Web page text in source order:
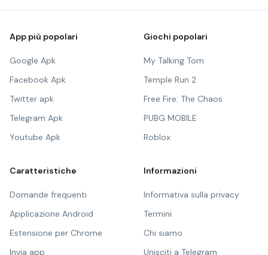
App più popolari
Google Apk
Facebook Apk
Twitter apk
Telegram Apk
Youtube Apk
Giochi popolari
My Talking Tom
Temple Run 2
Free Fire: The Chaos
PUBG MOBILE
Roblox
Caratteristiche
Domande frequenti
Applicazione Android
Estensione per Chrome
Invia app
Informazioni
Informativa sulla privacy
Termini
Chi siamo
Unisciti a Telegram